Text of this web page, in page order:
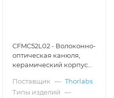
CFMC52L02 - Волоконно-
оптическая канюля,
керамический корпус
сердцевины Ø200 мкм,
числовая апертура 0.50,
Поставщик — Thorlabs
Типы изделий —